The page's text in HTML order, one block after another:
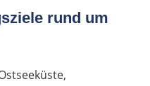
rund um